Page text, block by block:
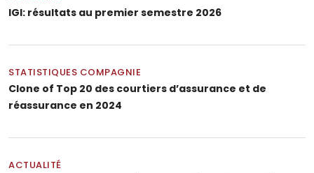
IGI: résultats au premier semestre 2026
STATISTIQUES COMPAGNIE
Clone of Top 20 des courtiers d’assurance et de
réassurance en 2024
ACTUALITÉ